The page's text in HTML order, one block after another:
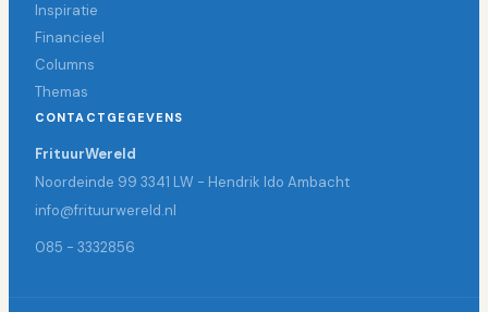
Inspiratie
Financieel
Columns
Themas
CONTACTGEGEVENS
FrituurWereld
Noordeinde 99 3341 LW - Hendrik Ido Ambacht
info@frituurwereld.nl
085 - 3332856